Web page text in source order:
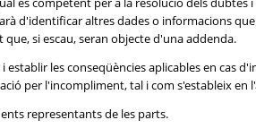
d'identificar altres dades o informacions
si escau, seran objecte d'una addenda.
les conseqüències aplicables en cas
per l'incompliment, tal i com s'estableix en
representants de les parts.